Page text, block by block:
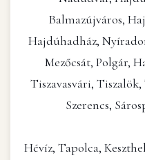
Balmazújváros,
Hajdúhadház,
Mezőcsát, Polgár,
Tiszavasvári, Tiszalök,
Szerencs,
Hévíz, Tapolca,